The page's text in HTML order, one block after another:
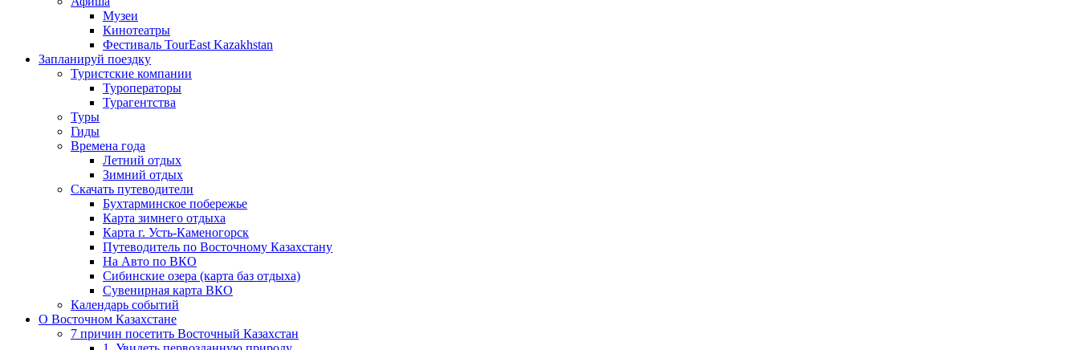
Музеи
Кинотеатры
Фестиваль TourEast Kazakhstan
Запланируй поездку
Туристские компании
Туроператоры
Турагентства
Туры
Гиды
Времена года
Летний отдых
Зимний отдых
Скачать путеводители
Бухтарминское побережье
Карта зимнего отдыха
Карта г. Усть-Каменогорск
Путеводитель по Восточному Казахстану
На Авто по ВКО
Сибинские озера (карта баз отдыха)
Сувенирная карта ВКО
Календарь событий
О Восточном Казахстане
7 причин посетить Восточный Казахстан